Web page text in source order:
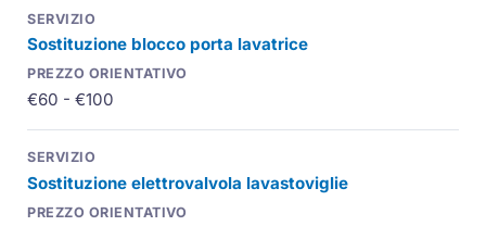
Sostituzione blocco porta lavatrice
€60 - €100
Sostituzione elettrovalvola lavastoviglie